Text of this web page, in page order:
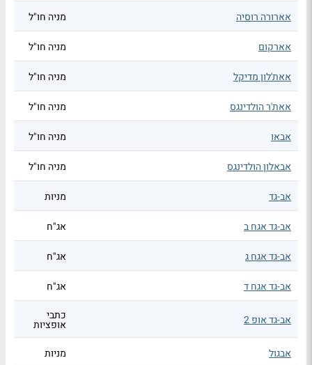
אארורה רוסיה מניה חו"ל
אארקום מניה חו"ל
אאת'לון מדיקל מניה חו"ל
אאת'ר הולדינגס מניה חו"ל
אבאו מניה חו"ל
אבאלון הולדינגס מניה חו"ל
אב-גד מניות
אב-גד אגח ב אג"ח
אב-גד אגח ג אג"ח
אב-גד אגח ד אג"ח
אב-גד אופ 2 כתבי
אופציות
אבגול
מניות